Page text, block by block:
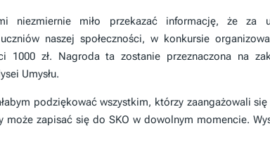
niezmiernie miło przekazać informację, że za
naszej społeczności, w konkursie
1000 zł. Nagroda ta zostanie przeznaczona na
Umysłu.
podziękować wszystkim, którzy zaangażowali
może zapisać się do SKO w dowolnym momencie.